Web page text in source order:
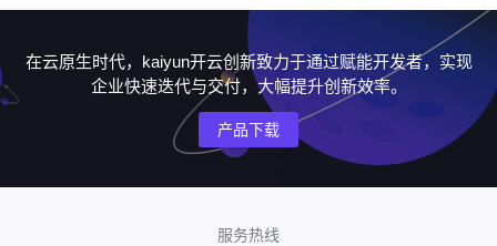
在云原生时代，kaiyun开云创新致力于通过赋能开发者，实现
企业快速迭代与交付，大幅提升创新效率。
产品下载
服务热线